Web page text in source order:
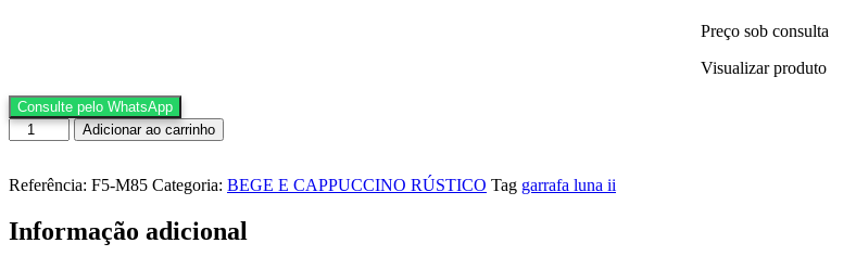
Preço sob consulta
Visualizar produto
Consulte pelo WhatsApp
GARRAFA
LUNA
quantidade
Adicionar ao carrinho
Referência: F5-M85 Categoria: BEGE E CAPPUCCINO RÚSTICO Tag garrafa luna ii
Informação adicional